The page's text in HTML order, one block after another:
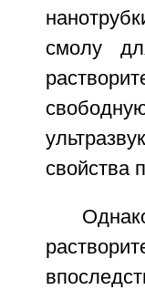
смолу
свойства